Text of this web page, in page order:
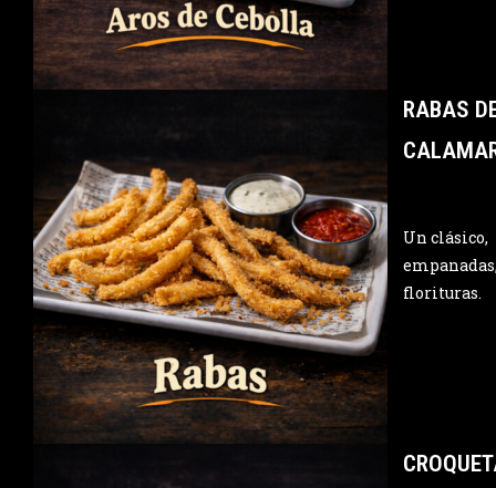
RABAS
Un clásico,
florituras.